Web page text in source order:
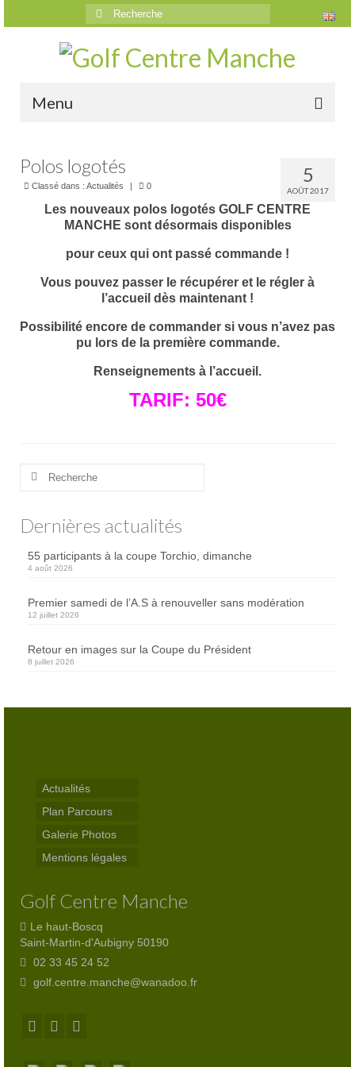
Rechercher
:
Menu
Le golf
Présentation
Vidéos trou par trou
Trou n°2
Trou n°3
Trou n°4
Trou n°8
Plan
Club-House
Hébergement
Tarifs
Abonnements
Journée
Enseignement
Compétitions
Compétitions 2026
Inscriptions
5
AOÛT 2017
Polos logotés
Classé dans : Actualités | 0
Les nouveaux polos logotés GOLF CENTRE
MANCHE sont désormais disponibles
pour ceux qui ont passé commande !
Vous pouvez passer le récupérer et le régler à
l’accueil dès maintenant !
Possibilité encore de commander si vous n’avez pas
pu lors de la première commande.
Renseignements à l’accueil.
TARIF: 50€
Rechercher
Dernières actualités
55 participants à la coupe Torchio, dimanche
4 août 2026
Premier samedi de l’A.S à renouveller sans modération
12 juillet 2026
Retour en images sur la Coupe du Président
8 juillet 2026
Actualités
Plan Parcours
Galerie Photos
Mentions légales
Golf Centre Manche
Le haut-Boscq
Saint-Martin-d'Aubigny 50190
02 33 45 24 52
golf.centre.manche@wanadoo.fr